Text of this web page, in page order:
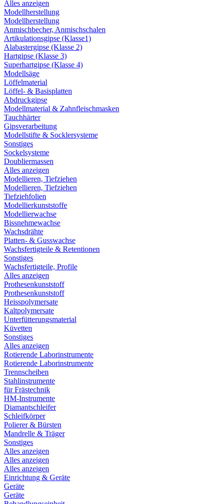
Alles anzeigen
Modellherstellung
Modellherstellung
Anmischbecher, Anmischschalen
Artikulationsgipse (Klasse1)
Alabastergipse (Klasse 2)
Hartgipse (Klasse 3)
Superhartgipse (Klasse 4)
Modellsäge
Löffelmaterial
Löffel- & Basisplatten
Abdruckgipse
Modellmaterial & Zahnfleischmasken
Tauchhärter
Gipsverarbeitung
Modellstifte & Socklersysteme
Sonstiges
Sockelsysteme
Doubliermassen
Alles anzeigen
Modellieren, Tiefziehen
Modellieren, Tiefziehen
Tiefziehfolien
Modellierkunststoffe
Modellierwachse
Bissnehmewachse
Wachsdrähte
Platten- & Gusswachse
Wachsfertigteile & Retentionen
Sonstiges
Wachsfertigteile, Profile
Alles anzeigen
Prothesenkunststoff
Prothesenkunststoff
Heisspolymersate
Kaltpolymersate
Unterfütterungsmaterial
Küvetten
Sonstiges
Alles anzeigen
Rotierende Laborinstrumente
Rotierende Laborinstrumente
Trennscheiben
Stahlinstrumente
für Frästechnik
HM-Instrumente
Diamantschleifer
Schleifkörper
Polierer & Bürsten
Mandrelle & Träger
Sonstiges
Alles anzeigen
Alles anzeigen
Alles anzeigen
Einrichtung & Geräte
Geräte
Geräte